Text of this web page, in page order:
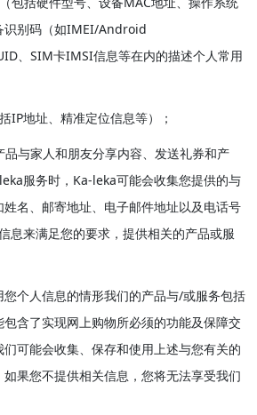
识别码（如IMEI/Android
、SIM卡IMSI信息等在内的描述个人常用
IP地址、精准定位信息等）；
品与家人和朋友分享内容、发送礼券和产
服务时，Ka-leka可能会收集您提供的与
名、邮寄地址、电子邮件地址以及电话号
息来满足您的要求，提供相关的产品或服
个人信息的情形我们的产品与/或服务包括
含了实现网上购物所必须的功能及保障交
可能会收集、保存和使用上述与您有关的
果您不提供相关信息，您将无法享受我们